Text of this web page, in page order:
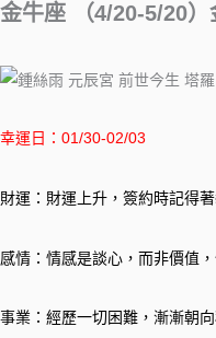
金牛座 （4/20-5/20
幸運日：01/30-02/03
財運：財運上升，簽約時記得
感情：情感是談心，而非價值
事業：經歷一切困難，漸漸朝